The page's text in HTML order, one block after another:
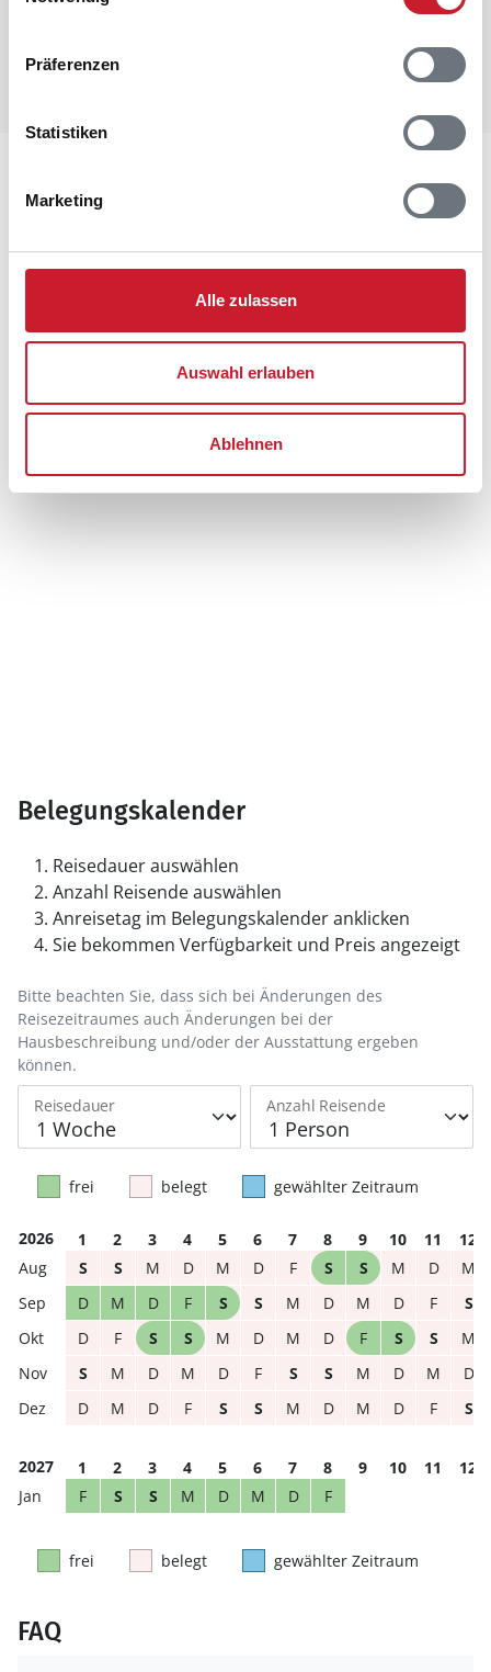
Präferenzen
Statistiken
Marketing
Alle zulassen
Auswahl erlauben
Ablehnen
Ferienhaus 84216
8400 Ebeltoft
Belegungskalender
Reisedauer auswählen
Anzahl Reisende auswählen
Anreisetag im Belegungskalender anklicken
Sie bekommen Verfügbarkeit und Preis angezeigt
Reisedauer Anzahl Reisende
Bitte beachten Sie, dass sich bei Änderungen des
Reisezeitraumes auch Änderungen bei der
Hausbeschreibung und/oder der Ausstattung ergeben
können.
frei belegt gewählter Zeitraum
2026 1 2 3 4 5 6 7 8 9 10 11
12
S
S M D M D F S S M D
M
D
M D F S S M D M D F
S
D
F S S M D M D F S S
M
S
M D M D F S S M D M
D
D
M D F S S M D M D F S
2027 1 2 3 4 5 6 7 8 9 10 11
12
F
S S M D M D F
frei belegt gewählter Zeitraum
FAQ